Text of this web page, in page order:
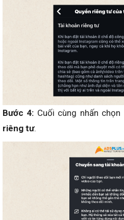
Bước 4: Cuối cùng nhấn chọn
riêng tư.